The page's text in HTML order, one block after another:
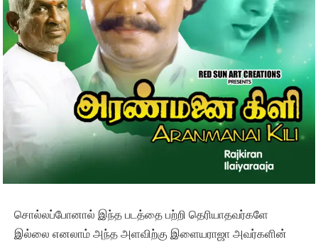
சொல்லப்போனால் இந்த படத்தை பற்றி தெரியாதவர்களே
இல்லை எனலாம் அந்த அளவிற்கு இளையராஜா அவர்களின்